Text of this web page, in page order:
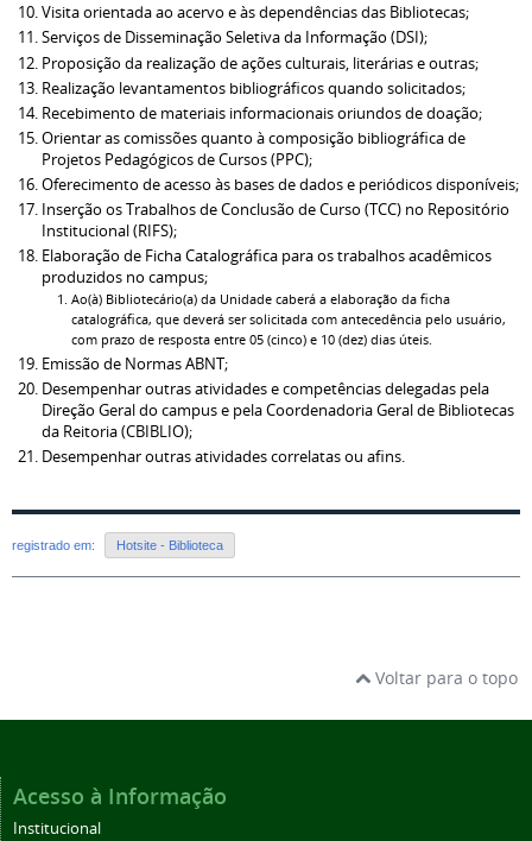
Visita orientada ao acervo e às dependências das Bibliotecas;
Serviços de Disseminação Seletiva da Informação (DSI);
Proposição da realização de ações culturais, literárias e outras;
Realização levantamentos bibliográficos quando solicitados;
Recebimento de materiais informacionais oriundos de doação;
Orientar as comissões quanto à composição bibliográfica de
Projetos Pedagógicos de Cursos (PPC);
Oferecimento de acesso às bases de dados e periódicos disponíveis;
Inserção os Trabalhos de Conclusão de Curso (TCC) no Repositório
Institucional (RIFS);
Elaboração de Ficha Catalográfica para os trabalhos acadêmicos
produzidos no campus;
Ao(à) Bibliotecário(a) da Unidade caberá a elaboração da ficha
catalográfica, que deverá ser solicitada com antecedência pelo usuário,
com prazo de resposta entre 05 (cinco) e 10 (dez) dias úteis.
Emissão de Normas ABNT;
Desempenhar outras atividades e competências delegadas pela
Direção Geral do campus e pela Coordenadoria Geral de Bibliotecas
da Reitoria (CBIBLIO);
Desempenhar outras atividades correlatas ou afins.
registrado em: Hotsite - Biblioteca
Voltar para o topo
Acesso à Informação
Institucional